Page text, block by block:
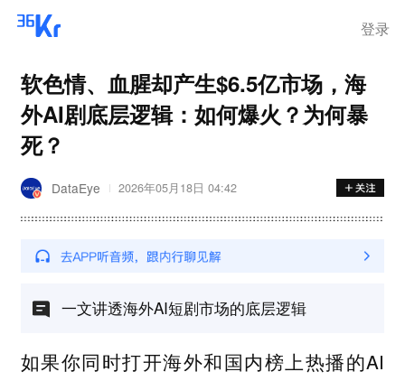
登录
软色情、血腥却产生$6.5亿市场，海
外AI剧底层逻辑：如何爆火？为何暴
死？
DataEye 2026年05月18日 04:42
一文讲透海外AI短剧市场的底层逻辑
如果你同时打开海外和国内榜上热播的AI